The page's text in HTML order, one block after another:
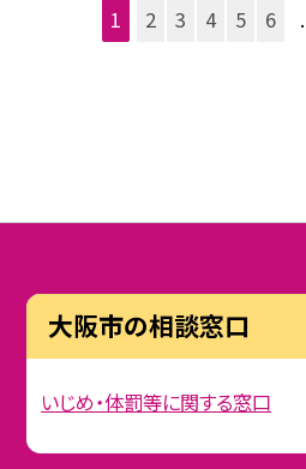
1 2 3 4 5 6
大阪市の相談窓口
いじめ・体罰等に関する窓口